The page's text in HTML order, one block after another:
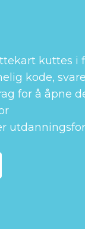
kuttes i
kode,
for å åpne